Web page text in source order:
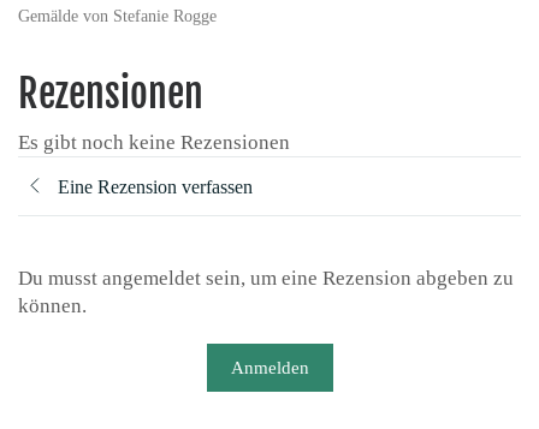
Gemälde von Stefanie Rogge
Rezensionen
Es gibt noch keine Rezensionen
Eine Rezension verfassen
Du musst angemeldet sein, um eine Rezension abgeben zu
können.
Anmelden